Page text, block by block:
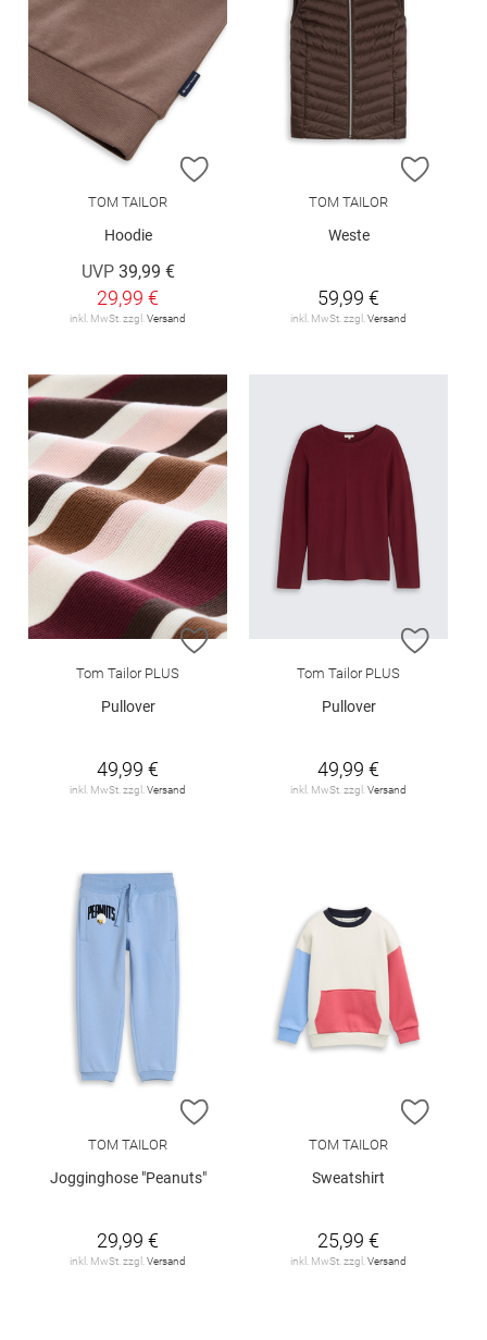
ZUR WUNSCHLISTE HINZUFÜGEN
TOM TAILOR
Hoodie
UVP 39,99 €
29,99 €
inkl. MwSt. zzgl.Versand
ZUR
TOM TAILOR
Weste
59,99 €
inkl. MwSt. zzgl.Versand
ZUR WUNSCHLISTE HINZUFÜGEN
Tom Tailor PLUS
Pullover
49,99 €
inkl. MwSt. zzgl. Versand
ZUR
Tom Tailor PLUS
Pullover
49,99 €
inkl. MwSt. zzgl. Versand
ZUR WUNSCHLISTE HINZUFÜGEN
TOM TAILOR
Jogginghose "Peanuts"
29,99 €
inkl. MwSt. zzgl. Versand
ZUR
TOM TAILOR
Sweatshirt
25,99 €
inkl. MwSt. zzgl. Versand